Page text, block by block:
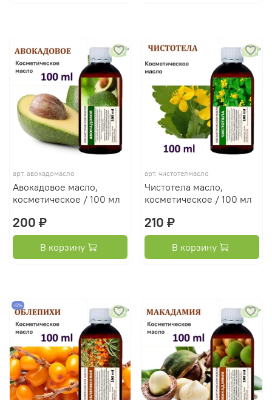
арт. авокадомасло
Авокадовое масло,
косметическое / 100 мл
200 ₽
В корзину
арт. чистотелмасло
Чистотела масло,
косметическое / 100 мл
210 ₽
В корзину
-5%